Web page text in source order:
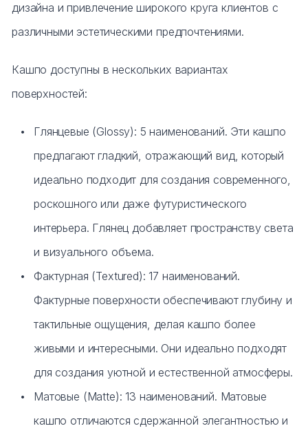
дизайна и привлечение широкого круга клиентов с
различными эстетическими предпочтениями.
Кашпо доступны в нескольких вариантах
поверхностей:
Глянцевые (Glossy): 5 наименований. Эти кашпо
предлагают гладкий, отражающий вид, который
идеально подходит для создания современного,
роскошного или даже футуристического
интерьера. Глянец добавляет пространству света
и визуального объема.
Фактурная (Textured): 17 наименований.
Фактурные поверхности обеспечивают глубину и
тактильные ощущения, делая кашпо более
живыми и интересными. Они идеально подходят
для создания уютной и естественной атмосферы.
Матовые (Matte): 13 наименований. Матовые
кашпо отличаются сдержанной элегантностью и